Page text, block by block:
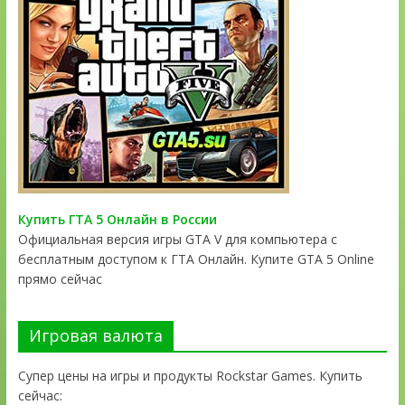
Купить ГТА 5 Онлайн в России
Официальная версия игры GTA V для компьютера с
бесплатным доступом к ГТА Онлайн. Купите GTA 5 Online
прямо сейчас
Игровая валюта
Супер цены на игры и продукты Rockstar Games. Купить
сейчас: